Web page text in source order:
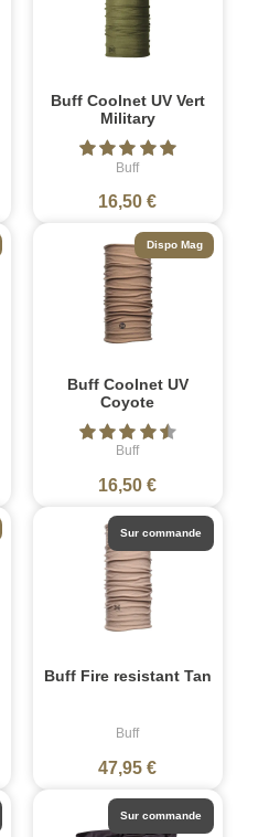
Buff Coolnet UV Vert
Military
Buff
16,50 €
Buff Coolnet UV
Coyote
Buff
16,50 €
Dispo Mag
Buff Fire resistant Tan
Buff
47,95 €
Sur commande
Sur commande